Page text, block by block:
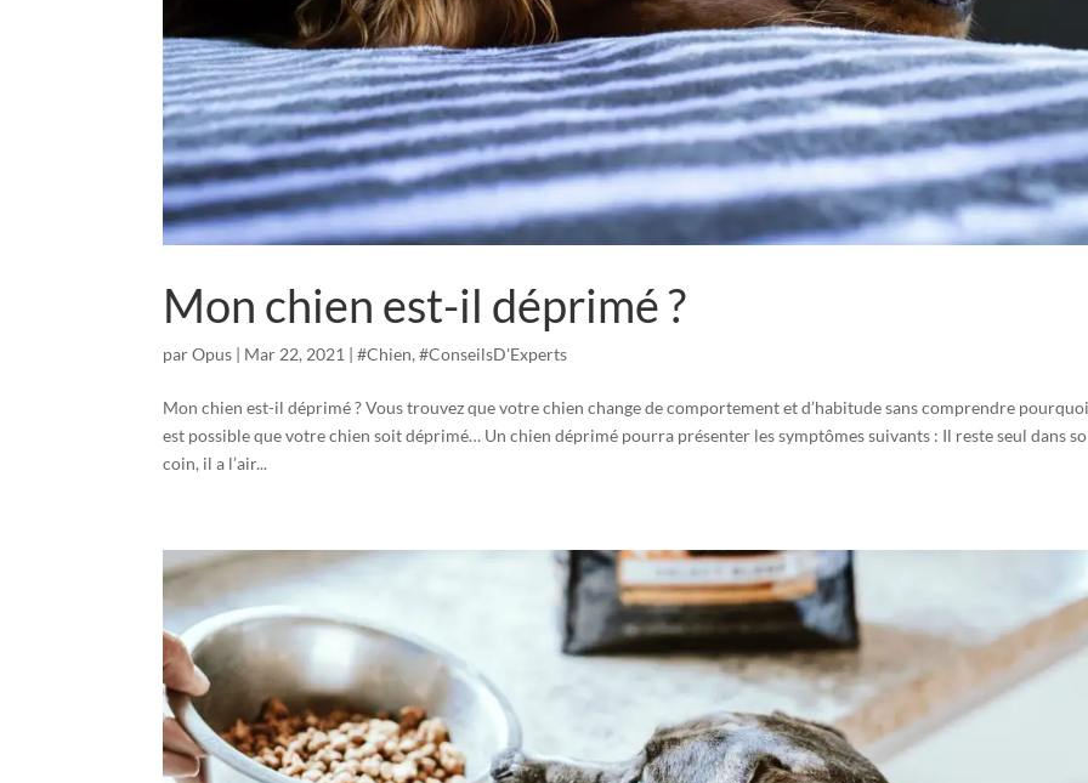
Mon chien est-il déprimé ?
parOpus | Mar 22, 2021 |#Chien,#ConseilsD'Experts
Mon chien est-il déprimé ? Vous trouvez que votre chien change de comportement et d’habitude sans comprendre
est possible que votre chien soit déprimé… Un chien déprimé pourra présenter les symptômes suivants : Il reste seul dans
coin, il a l’air...